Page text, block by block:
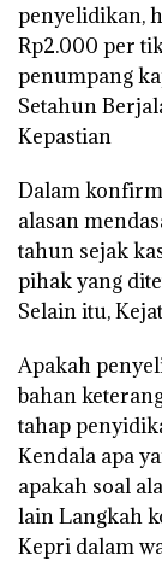
penyelidikan,
Rp2.000 per
penumpang
Setahun
Kepastian
Dalam
alasan
tahun sejak
pihak yang
Selain itu,
Apakah
bahan
tahap
Kendala apa
apakah soal
lain Langkah
Kepri dalam